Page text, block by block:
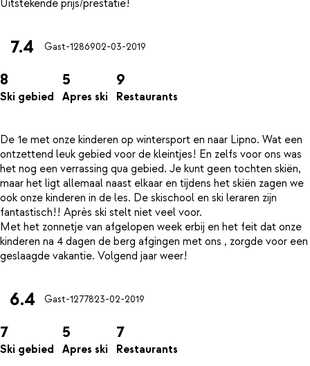
7.4 Gast-1286902-03-2019
8
Ski gebied
5
Apres ski
9
Restaurants
De 1e met onze kinderen op wintersport en naar Lipno. Wat een
ontzettend leuk gebied voor de kleintjes! En zelfs voor ons was
het nog een verrassing qua gebied. Je kunt geen tochten skiën,
maar het ligt allemaal naast elkaar en tijdens het skiën zagen we
ook onze kinderen in de les. De skischool en ski leraren zijn
fantastisch!! Après ski stelt niet veel voor.
Met het zonnetje van afgelopen week erbij en het feit dat onze
kinderen na 4 dagen de berg afgingen met ons , zorgde voor een
6.4 Gast-1277823-02-2019
7
Ski gebied
5
Apres ski
7
Restaurants